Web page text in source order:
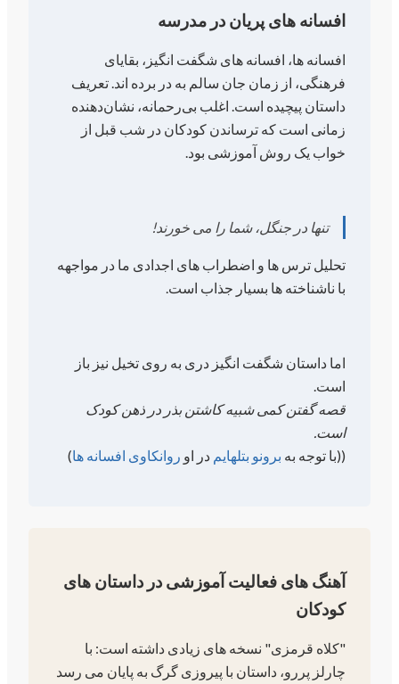
افسانه های پریان در مدرسه
افسانه ها، افسانه های شگفت انگیز، بقایای
فرهنگی، از زمان جان سالم به در برده اند. تعریف
داستان پیچیده است. اغلب بی‌رحمانه، نشان‌دهنده
زمانی است که ترساندن کودکان در شب قبل از
خواب یک روش آموزشی بود.
تنها در جنگل، شما را می خورند!
تحلیل ترس ها و اضطراب های اجدادی ما در مواجهه
با ناشناخته ها بسیار جذاب است.
اما داستان شگفت انگیز دری به روی تخیل نیز باز
است.
قصه گفتن کمی شبیه کاشتن بذر در ذهن کودک
است.
((با توجه به برونو بتلهایم در او روانکاوی افسانه ها)
آهنگ های فعالیت آموزشی در داستان های
کودکان
"کلاه قرمزی" نسخه های زیادی داشته است: با
چارلز پررو، داستان با پیروزی گرگ به پایان می رسد